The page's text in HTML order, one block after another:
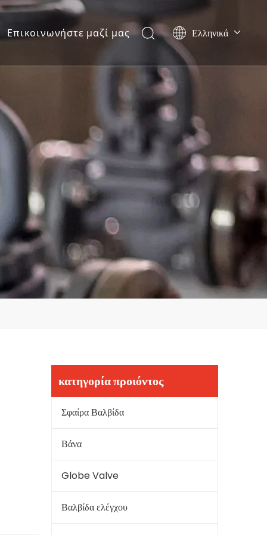
Επικοινωνήστε μαζί μας Ελληνικά
Português
Español
English
κατηγορία προιόντος
Σφαίρα Βαλβίδα
Βάνα
Globe Valve
Βαλβίδα ελέγχου